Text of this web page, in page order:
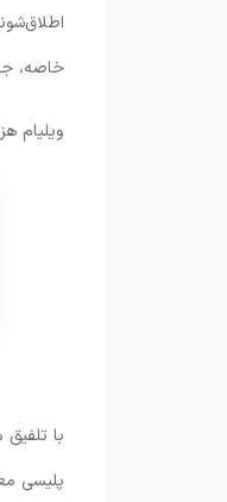
خاصه،
ویلیام
با
پلیسی